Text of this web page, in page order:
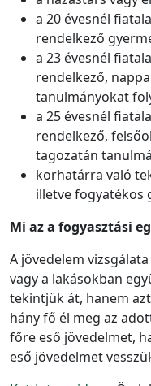
a 20 évesnél
rendelkező
a 23 évesnél
rendelkező,
tanulmányokat
a 25 évesnél
rendelkező,
tagozatán
korhatárra való
illetve fogyatékos
Mi az a fogyasztási
A jövedelem
vagy a lakásokban
tekintjük át, hanem
hány fő él meg az
főre eső jövedelmet,
eső jövedelmet